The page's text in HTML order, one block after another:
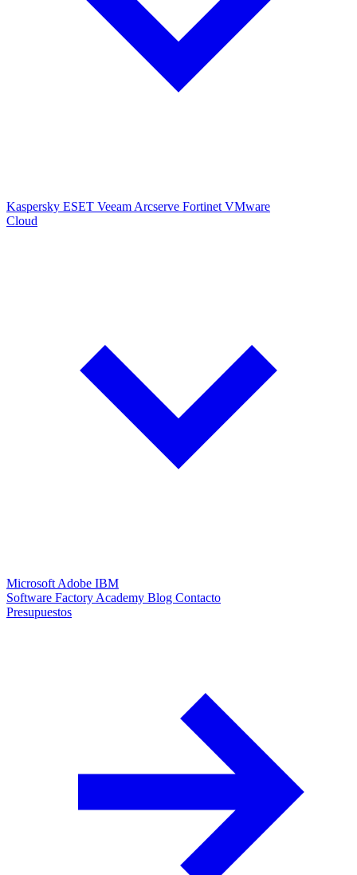
Kaspersky ESET Veeam Arcserve Fortinet VMware
Cloud
Microsoft Adobe IBM
Software Factory Academy Blog Contacto
Presupuestos